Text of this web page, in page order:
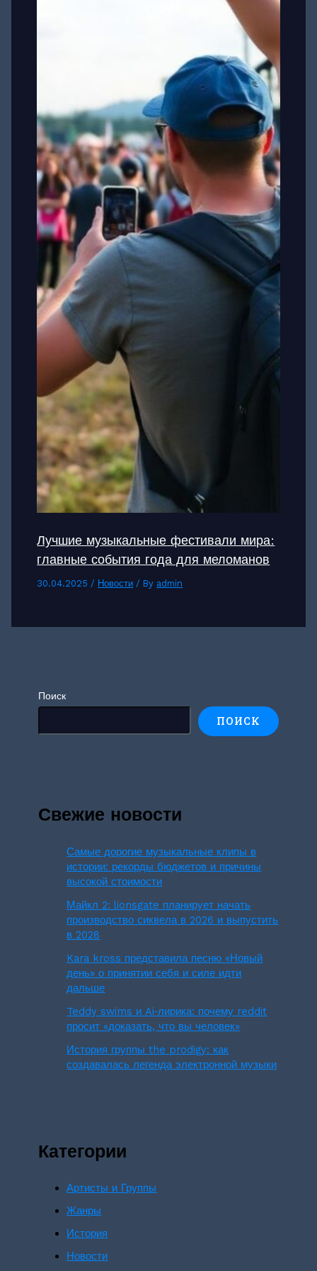
Лучшие музыкальные фестивали мира:
главные события года для меломанов
30.04.2025/ Новости / By admin
Поиск
ПОИСК
Свежие новости
Самые дорогие музыкальные клипы в
истории: рекорды бюджетов и причины
высокой стоимости
Майкл 2: lionsgate планирует начать
производство сиквела в 2026 и выпустить
в 2028
Kara kross представила песню «Новый
день» о принятии себя и силе идти
дальше
Teddy swims и Ai‑лирика: почему reddit
просит «доказать, что вы человек»
История группы the prodigy: как
создавалась легенда электронной музыки
Категории
Артисты и Группы
Жанры
История
Новости